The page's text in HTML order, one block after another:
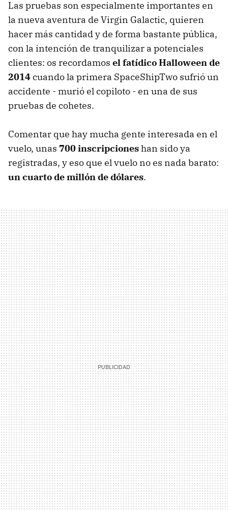
Las pruebas son especialmente importantes en
la nueva aventura de Virgin Galactic, quieren
hacer más cantidad y de forma bastante pública,
con la intención de tranquilizar a potenciales
clientes: os recordamos el fatídico Halloween de
2014cuando la primera SpaceShipTwo sufrió un
accidente - murió el copiloto - en una de sus
pruebas de cohetes.
Comentar que hay mucha gente interesada en el
vuelo, unas 700 inscripcioneshan sido ya
registradas, y eso que el vuelo no es nada barato:
un cuarto de millón de dólares.